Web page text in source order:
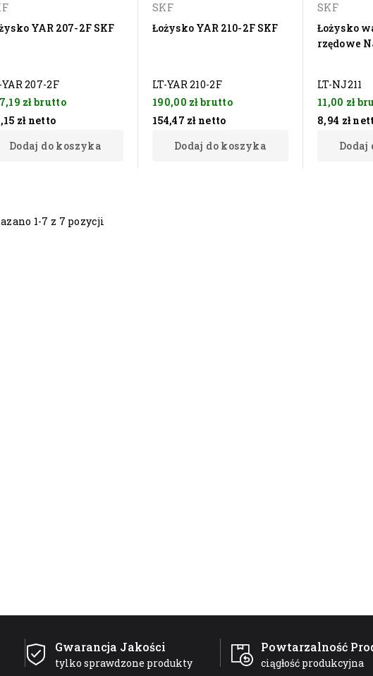
YAR 207-2F SKF
YAR 207-2F
złbrutto
zł netto
Dodaj do koszyka
SKF
Łożysko YAR 210-2F SKF
LT-YAR 210-2F
190,00 złbrutto
154,47 zł netto
Dodaj do koszyka
SKF
Łożysko
rzędowe
LT-NJ211
11,00 zł
8,94 zł
Dodaj
1-7 z 7 pozycji
Gwarancja Jakości
tylko sprawdzone produkty
Powtarzalność
ciągłość produkcyjna